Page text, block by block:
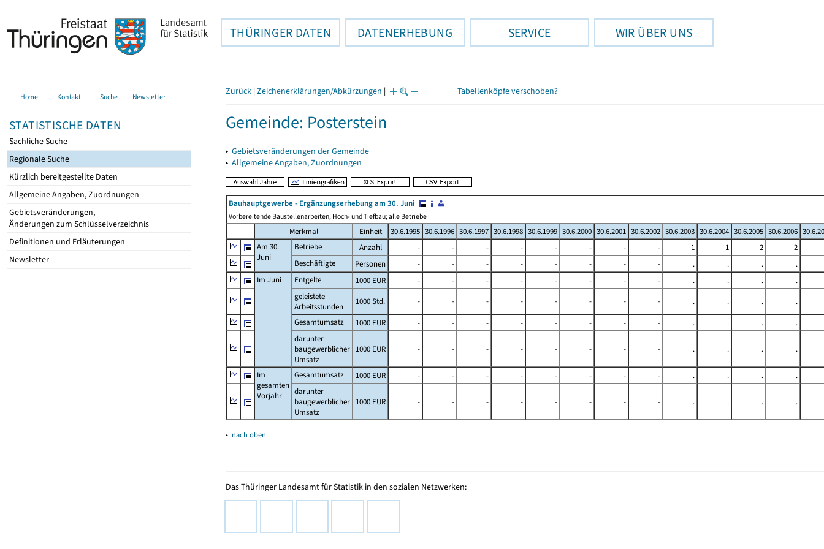
THÜRINGER DATEN DATENERHEBUNG SERVICE WIR ÜBER UNS
Home Kontakt Suche Newsletter
STATISTISCHE DATEN
Sachliche Suche
Regionale Suche
Kürzlich bereitgestellte Daten
Allgemeine Angaben, Zuordnungen
Gebietsveränderungen,
Änderungen zum Schlüsselverzeichnis
Definitionen und Erläuterungen
Newsletter
Zurück | Zeichenerklärungen/Abkürzungen | Tabellenköpfe verschoben?
Gemeinde: Posterstein
▸ Gebietsveränderungen der Gemeinde
▸ Allgemeine Angaben, Zuordnungen
Bauhauptgewerbe - Ergänzungserhebung am 30. Juni
Vorbereitende Baustellenarbeiten, Hoch- und Tiefbau; alle Betriebe
Merkmal Einheit 30.6.1995 30.6.1996 30.6.1997 30.6.1998 30.6.1999 30.6.2000 30.6.2001 30.6.2002 30.6.2003 30.6.2004 30.6.2005 30.6.2006
Am 30.
Juni
Betriebe Anzahl - - - - - - - - 1 1 2
2
Beschäftigte
Personen - - - - - - - - . . .
.
Im Juni
Entgelte 1000 EUR - - - - - - - - . . .
.
geleistete
Arbeitsstunden
1000 Std. - - - - - - - - . . .
.
Gesamtumsatz
1000 EUR - - - - - - - - . . .
.
darunter
baugewerblicher
Umsatz
1000 EUR - - - - - - - - . . . .
Im
gesamten
Vorjahr
Gesamtumsatz 1000 EUR - - - - - - - - . . .
.
darunter
baugewerblicher
Umsatz
1000 EUR - - - - - - - - . . . .
▴ nach oben
Das Thüringer Landesamt für Statistik in den sozialen Netzwerken: